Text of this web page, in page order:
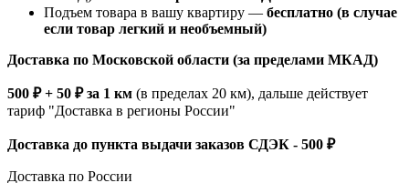
Подъем товара в вашу квартиру — бесплатно (в случае
если товар легкий и необъемный)
Доставка по Московской области (за пределами МКАД)
500 ₽ + 50 ₽ за 1 км (в пределах 20 км), дальше действует
тариф "Доставка в регионы России"
Доставка до пункта выдачи заказов СДЭК - 500 ₽
Доставка по России